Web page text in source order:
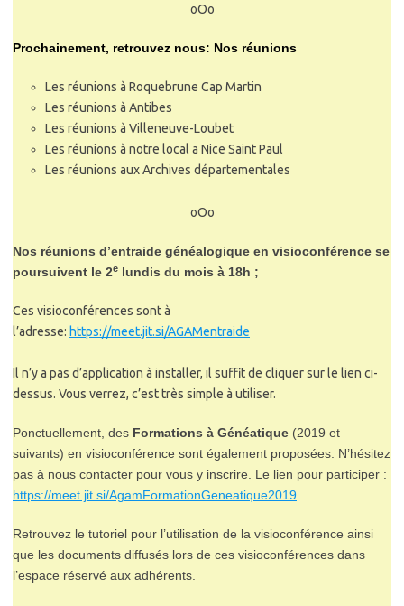
oOo
Prochainement, retrouvez nous: Nos réunions
Les réunions à Roquebrune Cap Martin
Les réunions à Antibes
Les réunions à Villeneuve-Loubet
Les réunions à notre local a Nice Saint Paul
Les réunions aux Archives départementales
oOo
Nos réunions d’entraide généalogique en visioconférence se
poursuivent le 2e lundis du mois à 18h ;
Ces visioconférences sont à
l’adresse: https://meet.jit.si/AGAMentraide
Il n’y a pas d’application à installer, il suffit de cliquer sur le lien ci-
dessus. Vous verrez, c’est très simple à utiliser.
Ponctuellement, des Formations à Généatique (2019 et
suivants) en visioconférence sont également proposées. N’hésitez
pas à nous contacter pour vous y inscrire. Le lien pour participer :
https://meet.jit.si/AgamFormationGeneatique2019
Retrouvez le tutoriel pour l’utilisation de la visioconférence ainsi
que les documents diffusés lors de ces visioconférences dans
l’espace réservé aux adhérents.